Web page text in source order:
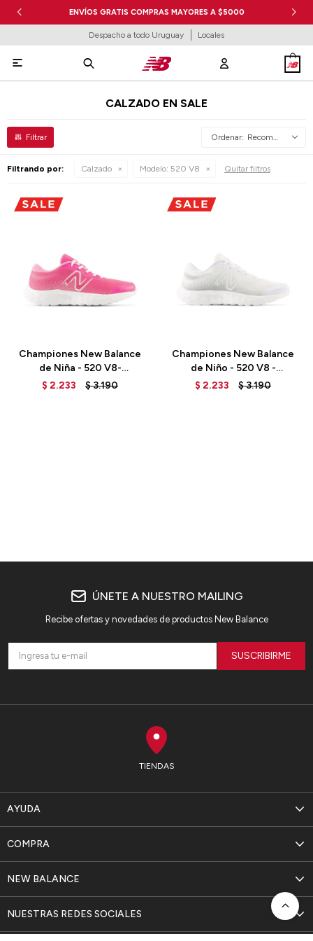
ENVÍOS GRATIS COMPRAS MAYORES A $5000
Despacho a todo Uruguay Locales

CALZADO EN SALE
Recomendados
Filtrando por: Calzado Modelo: 520 V8 Quitar filtros
Championes New Balance
de Niña - 520 V8-
GP520PK8 - HI-PINK
$ 2.233 $3.190
Championes New Balance
de Niño - 520 V8 -
GP520WW8 - WHITE
$ 2.233 $3.190
TIENDAS
AYUDA
NEW BALANCE
COMPRA
NUESTRAS REDES SOCIALES
ÚNETE A NUESTRO MAILING
Recibe ofertas y novedades de productos New Balance
SUSCRIBIRME